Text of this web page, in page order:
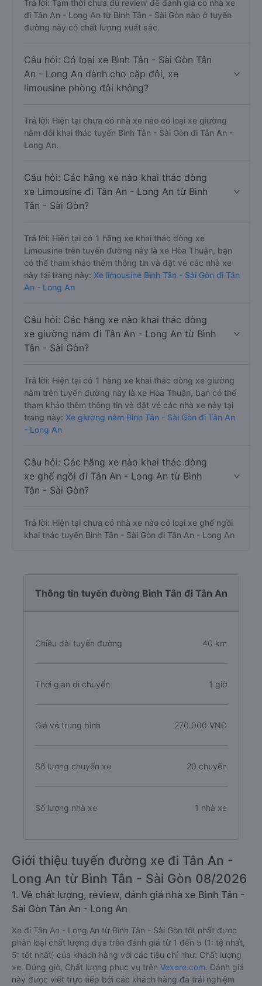
Trả lời: Tạm thời chưa đủ review để đánh giá có nhà xe
đi Tân An - Long An từ Bình Tân - Sài Gòn nào ở tuyến
đường này có chất lượng xuất sắc.
Câu hỏi: Có loại xe Bình Tân - Sài Gòn Tân
An - Long An dành cho cặp đôi, xe
limousine phòng đôi không?
Trả lời: Hiện tại chưa có nhà xe nào có loại xe giường
nằm đôi khai thác tuyến Bình Tân - Sài Gòn đi Tân An -
Long An.
Câu hỏi: Các hãng xe nào khai thác dòng
xe Limousine đi Tân An - Long An từ Bình
Tân - Sài Gòn?
Trả lời: Hiện tại có 1 hãng xe khai thác dòng xe
Limousine trên tuyến đường này là xe Hòa Thuận, bạn
có thể tham khảo thêm thông tin và đặt vé các nhà xe
này tại trang này: Xe limousine Bình Tân - Sài Gòn đi Tân
An - Long An
Câu hỏi: Các hãng xe nào khai thác dòng
xe giường nằm đi Tân An - Long An từ Bình
Tân - Sài Gòn?
Trả lời: Hiện tại có 1 hãng xe khai thác dòng xe giường
nằm trên tuyến đường này là xe Hòa Thuận, bạn có thể
tham khảo thêm thông tin và đặt vé các nhà xe này tại
trang này: Xe giường nằm Bình Tân - Sài Gòn đi Tân An
- Long An
Câu hỏi: Các hãng xe nào khai thác dòng
xe ghế ngồi đi Tân An - Long An từ Bình
Tân - Sài Gòn?
Trả lời: Hiện tại chưa có nhà xe nào có loại xe ghế ngồi
khai thác tuyến Bình Tân - Sài Gòn đi Tân An - Long An
Thông tin tuyến đường Bình Tân đi Tân An
Chiều dài tuyến đường 40 km
Thời gian di chuyển 1 giờ
Giá vé trung bình 270.000 VNĐ
Số lượng chuyến xe 20 chuyến
Số lượng nhà xe 1 nhà xe
Giới thiệu tuyến đường xe đi Tân An -
Long An từ Bình Tân - Sài Gòn 08/2026
1. Về chất lượng, review, đánh giá nhà xe Bình Tân -
Sài Gòn Tân An - Long An
Xe đi Tân An - Long An từ Bình Tân - Sài Gòn tốt nhất được
phân loại chất lượng dựa trên đánh giá từ 1 đến 5 (1: tệ nhất,
5: tốt nhất) của khách hàng với các tiêu chí như: Chất lượng
xe, Đúng giờ, Chất lượng phục vụ trên Vexere.com. Đánh giá
này được viết trực tiếp bởi các khách hàng đã trải nghiệm